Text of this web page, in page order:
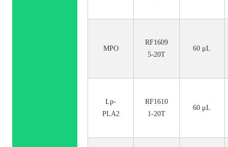
MPO
RF1609
5-20T
60 μL
Lp-
PLA2
RF1610
1-20T
60 μL